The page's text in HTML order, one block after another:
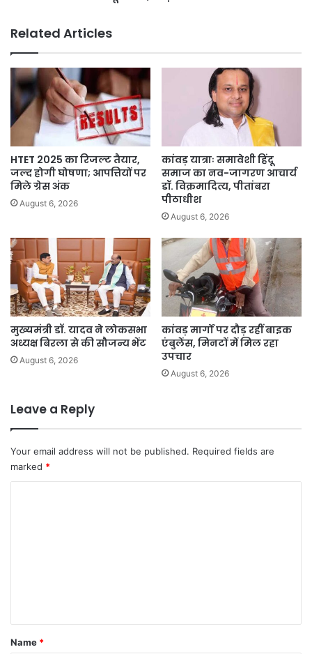
अंग्रेजों
की
कमर
Related Articles
HTET 2025 का रिजल्ट तैयार,
जल्द होगी घोषणा; आपत्तियों पर
मिले ग्रेस अंक
August 6, 2026
कांवड़ यात्राः समावेशी हिंदू
समाज का नव-जागरण आचार्य
डॉ. विक्रमादित्य, पीतांबरा
पीठाधीश
August 6, 2026
मुख्यमंत्री डॉ. यादव ने लोकसभा
अध्यक्ष बिरला से की सौजन्य भेंट
August 6, 2026
कांवड़ मार्गों पर दौड़ रहीं बाइक
एंबुलेंस, मिनटों में मिल रहा
उपचार
August 6, 2026
Leave a Reply
Your email address will not be published. Required fields are
marked *
*
Name *